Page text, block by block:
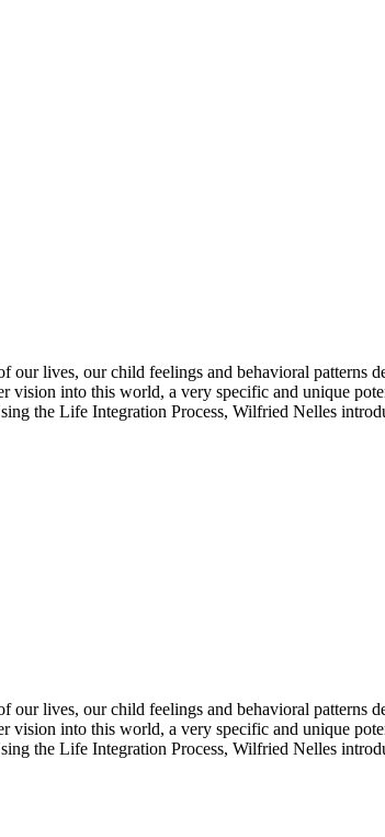
our lives, our child feelings and behavioral
into this world, a very specific and unique
the Life Integration Process, Wilfried Nelles
our lives, our child feelings and behavioral
into this world, a very specific and unique
the Life Integration Process, Wilfried Nelles